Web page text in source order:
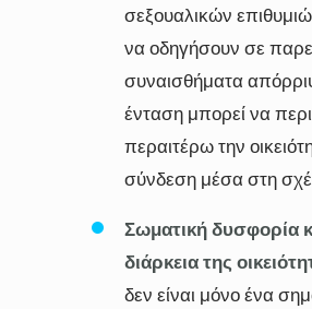
σεξουαλικών
να οδηγήσουν σε
συναισθήματα
ένταση μπορεί να
περαιτέρω την
σύνδεση μέσα στη
Σωματική δυσφορία
διάρκεια της
δεν είναι μόνο ένα